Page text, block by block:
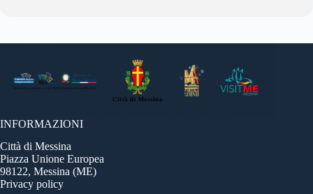
INFORMAZIONI
Città di Messina
Piazza Unione Europea
98122, Messina (ME)
Privacy policy